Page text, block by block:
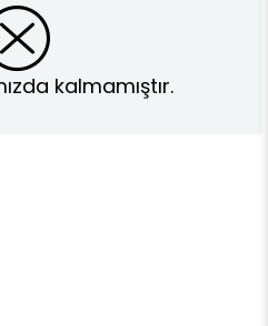
kalmamıştır.